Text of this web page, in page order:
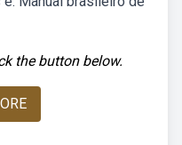
the button below.